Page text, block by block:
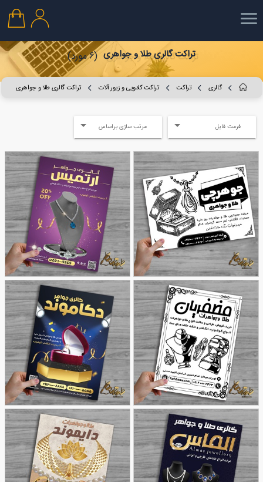
تراکت گالری طلا و جواهری (6 مورد)
گالری تراکت تراکت کادویی و زیور آلات تراکت گالری طلا و جواهری
فرمت فایل مرتب سازی براساس
طرح تراکت ریسو طلا
فروشی
طرح تراکت گالری جواهر
طرح تراکت ریسو طلا و
جواهری
طرح تراکت گالری طلا و
جواهری